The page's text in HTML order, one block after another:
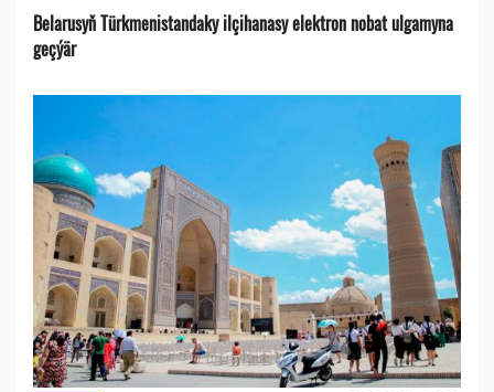
Belarusyň Türkmenistandaky ilçihanasy elektron nobat ulgamyna
geçýär